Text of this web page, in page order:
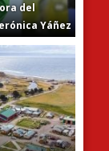
del
Yáñez